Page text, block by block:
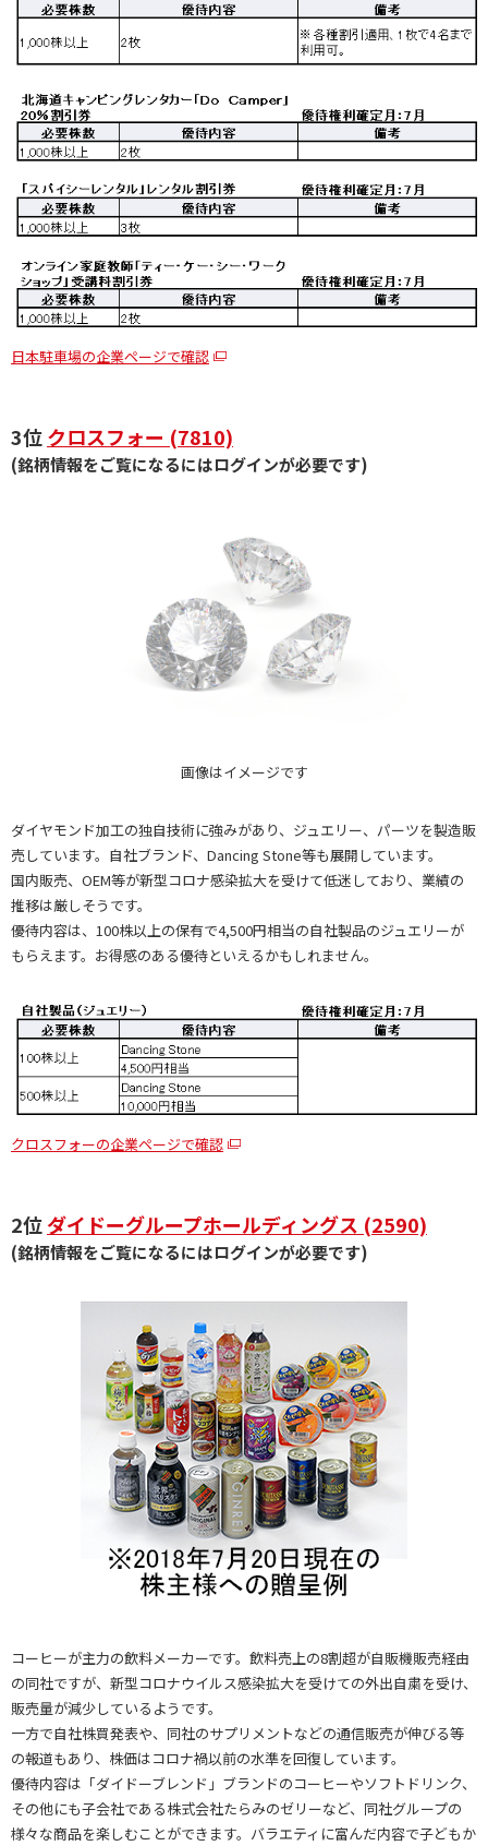
日本駐車場の企業ページで確認
3位クロスフォー (7810)
(銘柄情報をご覧になるにはログインが必要です)
画像はイメージです
ダイヤモンド加工の独自技術に強みがあり、ジュエリー、パーツを製造販
売しています。自社ブランド、Dancing Stone等も展開しています。
国内販売、OEM等が新型コロナ感染拡大を受けて低迷しており、業績の
推移は厳しそうです。
優待内容は、100株以上の保有で4,500円相当の自社製品のジュエリーが
もらえます。お得感のある優待といえるかもしれません。
クロスフォーの企業ページで確認
2位ダイドーグループホールディングス (2590)
(銘柄情報をご覧になるにはログインが必要です)
コーヒーが主力の飲料メーカーです。飲料売上の8割超が自販機販売経由
の同社ですが、新型コロナウイルス感染拡大を受けての外出自粛を受け、
販売量が減少しているようです。
一方で自社株買発表や、同社のサプリメントなどの通信販売が伸びる等
の報道もあり、株価はコロナ禍以前の水準を回復しています。
優待内容は「ダイドーブレンド」ブランドのコーヒーやソフトドリンク、
その他にも子会社である株式会社たらみのゼリーなど、同社グループの
様々な商品を楽しむことができます。バラエティに富んだ内容で子どもか